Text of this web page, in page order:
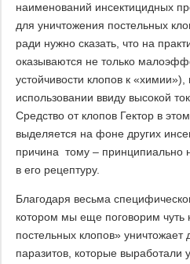
наименований инсектицидных
для уничтожения постельных
ради нужно сказать, что на
оказываются не только
устойчивости клопов к
использовании ввиду высокой
Средство от клопов Гектор в
выделяется на фоне других
причина тому – принципиально
в его рецептуру.
Благодаря весьма
котором мы еще поговорим чуть
постельных клопов» уничтожает
паразитов, которые выработали